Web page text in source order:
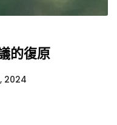
的復原
2024